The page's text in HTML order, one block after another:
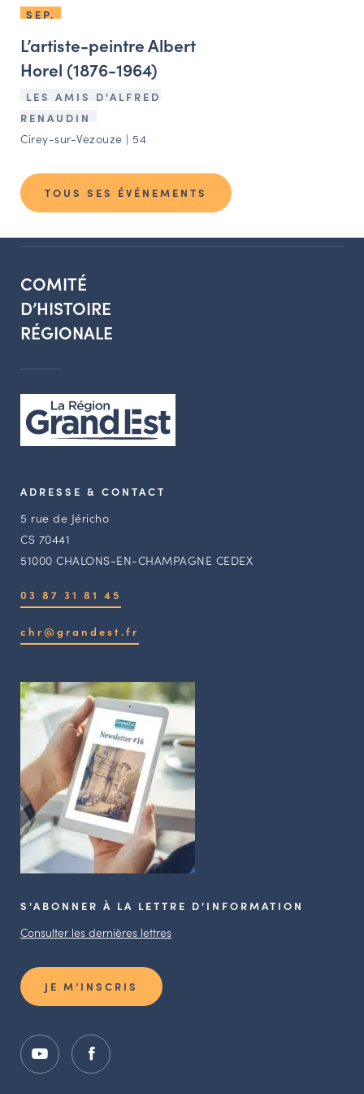
SEP.
L’artiste-peintre Albert
Horel (1876-1964)
LES AMIS D'ALFRED
RENAUDIN
Cirey-sur-Vezouze | 54
TOUS SES ÉVÉNEMENTS
COMITÉ
D’HISTOIRE
RÉGIONALE
ADRESSE & CONTACT
5 rue de Jéricho
CS 70441
51000 CHALONS-EN-CHAMPAGNE CEDEX
03 87 31 81 45
chr@grandest.fr
S'ABONNER À LA LETTRE D'INFORMATION
Consulter les dernières lettres
JE M’INSCRIS